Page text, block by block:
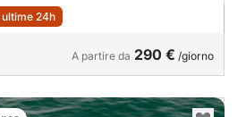
24h
A partire da 290 € /giorno